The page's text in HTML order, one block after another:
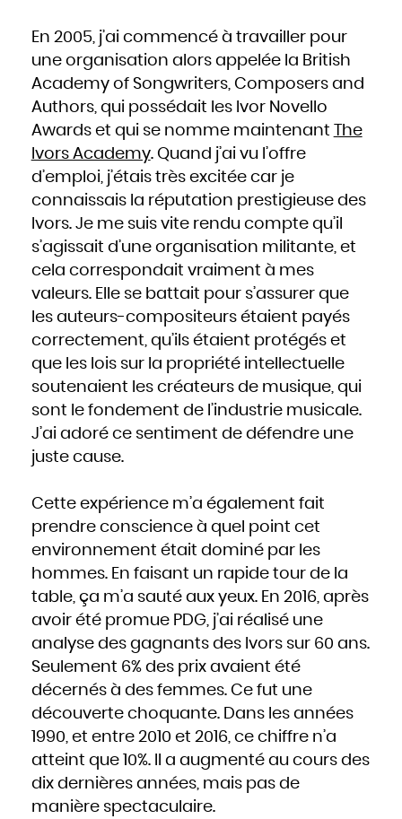
En 2005, j’ai commencé à travailler pour
une organisation alors appelée la British
Academy of Songwriters, Composers and
Authors, qui possédait les Ivor Novello
Awards et qui se nomme maintenant
The
Ivors Academy. Quand j’ai vu l’offre
d’emploi, j’étais très excitée car je
connaissais la réputation prestigieuse des
Ivors. Je me suis vite rendu compte qu’il
s’agissait d’une organisation militante, et
cela correspondait vraiment à mes
valeurs. Elle se battait pour s’assurer que
les auteurs-compositeurs étaient payés
correctement, qu’ils étaient protégés et
que les lois sur la propriété intellectuelle
soutenaient les créateurs de musique, qui
sont le fondement de l’industrie musicale.
J’ai adoré ce sentiment de défendre une
juste cause.
Cette expérience m’a également fait
prendre conscience à quel point cet
environnement était dominé par les
hommes. En faisant un rapide tour de la
table, ça m’a sauté aux yeux. En 2016, après
avoir été promue PDG, j’ai réalisé une
analyse des gagnants des Ivors sur 60 ans.
Seulement 6% des prix avaient été
décernés à des femmes. Ce fut une
découverte choquante. Dans les années
1990, et entre 2010 et 2016, ce chiffre n’a
atteint que 10%. Il a augmenté au cours des
dix dernières années, mais pas de
manière spectaculaire.